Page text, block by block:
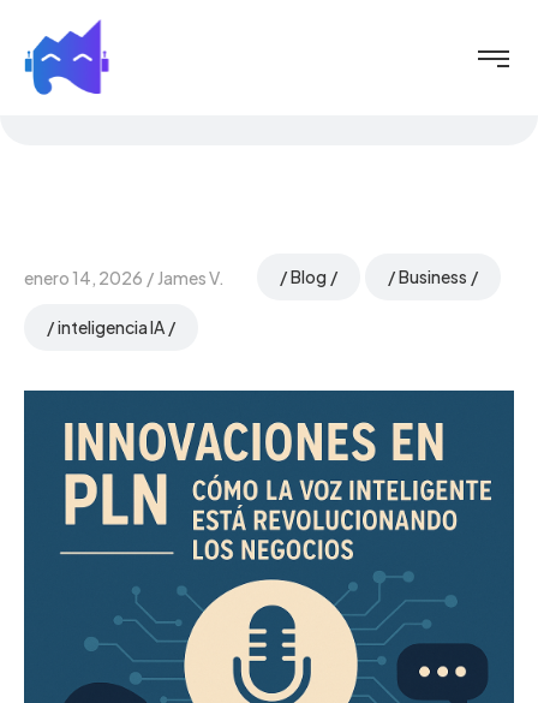
enero 14, 2026 James V. Blog Business
inteligencia IA